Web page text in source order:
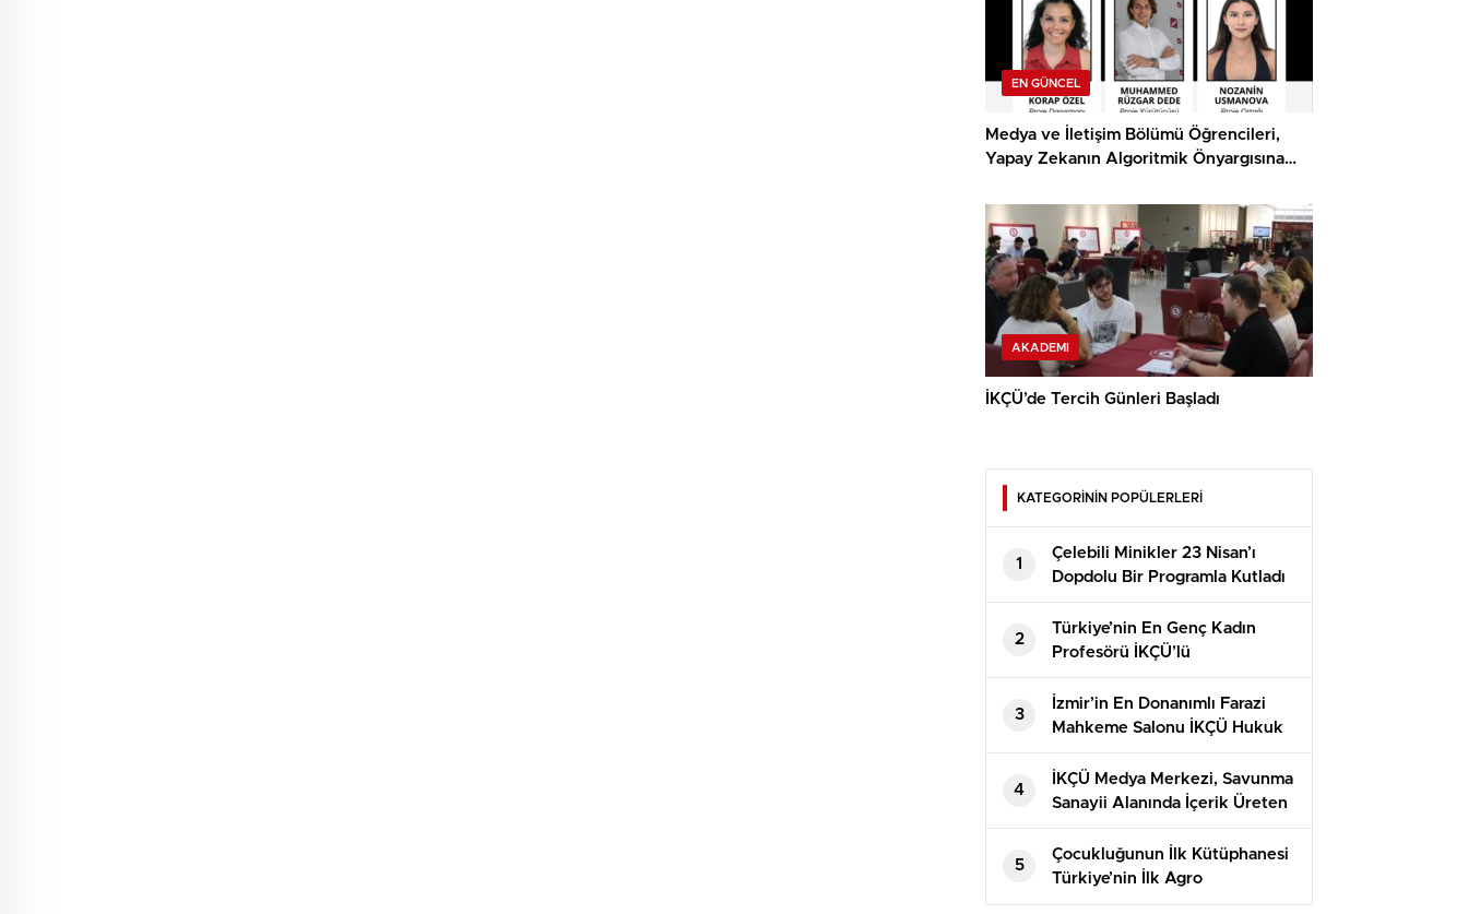
EN GÜNCEL
Medya ve İletişim Bölümü Öğrencileri,
Yapay Zekanın Algoritmik Önyargısına
AKADEMI
İKÇÜ’de Tercih Günleri Başladı
KATEGORİNİN POPÜLERLERİ
1
Çelebili Minikler 23 Nisan’ı
Dopdolu Bir Programla Kutladı
2
Türkiye’nin En Genç Kadın
Profesörü İKÇÜ’lü
3
İzmir’in En Donanımlı Farazi
Mahkeme Salonu İKÇÜ Hukuk
Fakültesi’nde Açıldı
4
İKÇÜ Medya Merkezi, Savunma
Sanayii Alanında İçerik Üreten
Kaner Kurt’u Ağırladı
5
Çocukluğunun İlk Kütüphanesi
Türkiye’nin İlk Agro
Kütüphanesi Oldu